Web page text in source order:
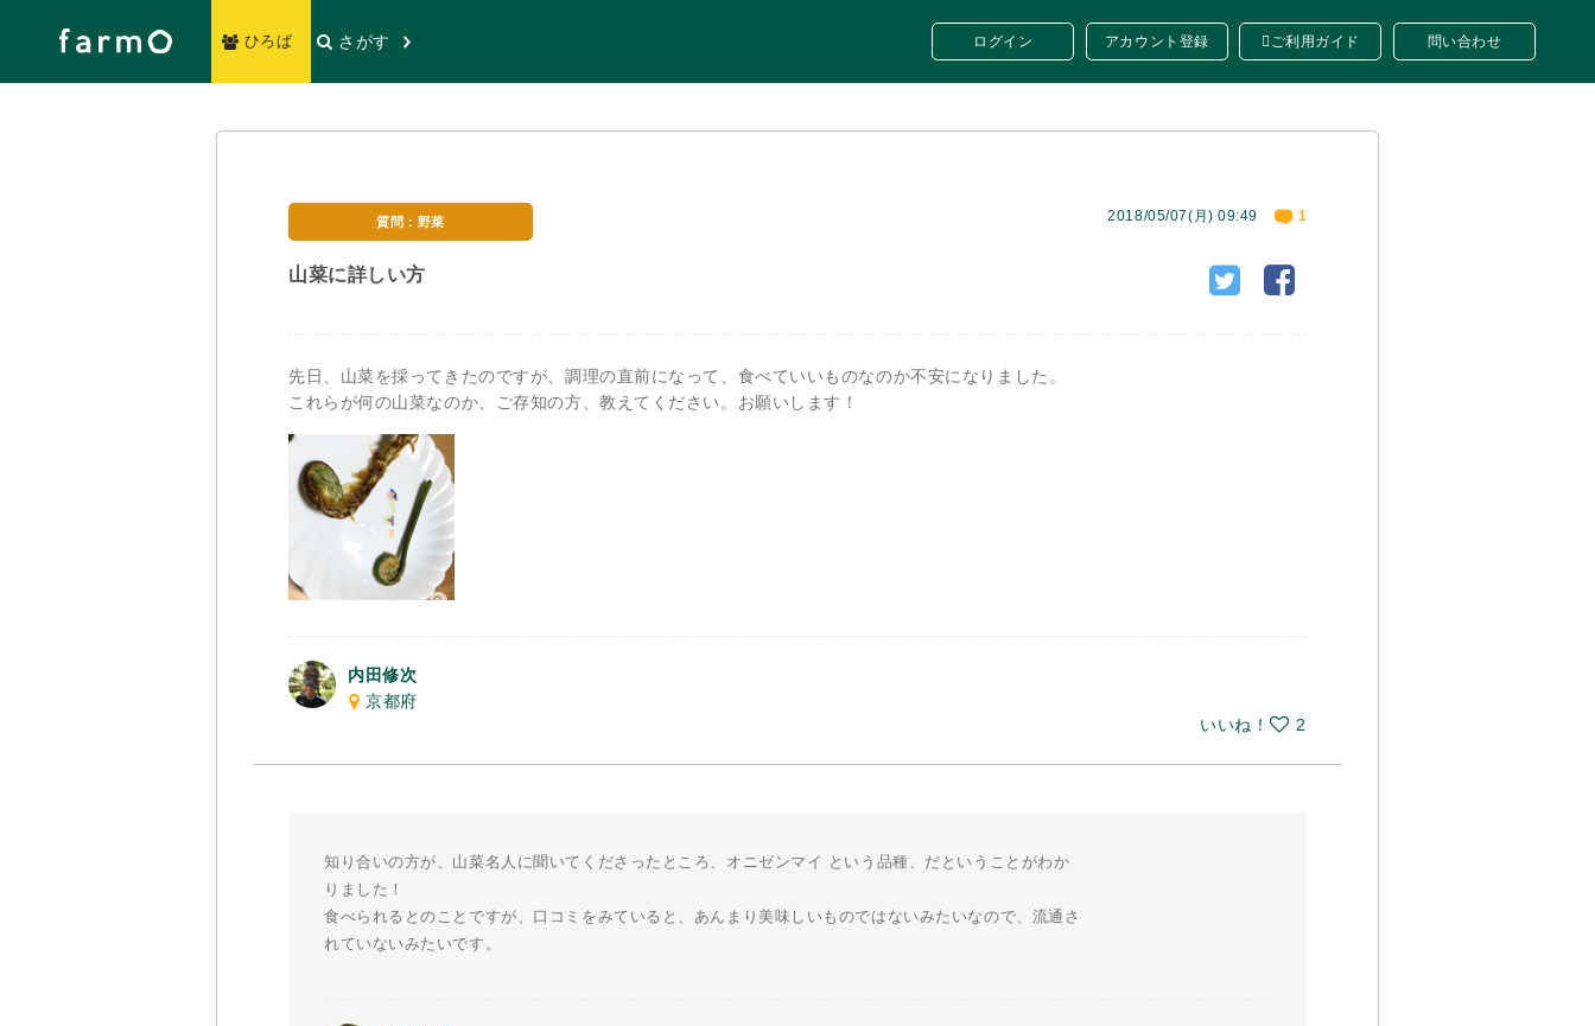
ひろば さがす ログイン アカウント登録 ご利用ガイド 問い合わせ
質問：野菜 2018/05/07(月) 09:49 1
山菜に詳しい方
先日、山菜を採ってきたのですが、調理の直前になって、食べていいものなのか不安になりました。
これらが何の山菜なのか、ご存知の方、教えてください。お願いします！
内田修次
京都府
いいね！
2
知り合いの方が、山菜名人に聞いてくださったところ、オニゼンマイ という品種、だということがわか
りました！
食べられるとのことですが、口コミをみていると、あんまり美味しいものではないみたいなので、流通さ
れていないみたいです。